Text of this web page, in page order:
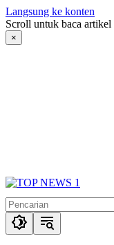
Langsung ke konten
Scroll untuk baca artikel
×